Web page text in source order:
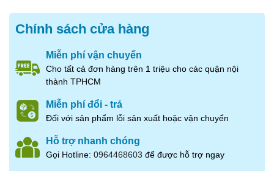
Chính sách cửa hàng
Miễn phí vận chuyển
Cho tất cả đơn hàng trên 1 triệu cho các quận nội
thành TPHCM
Miễn phí đổi - trả
Đối với sản phẩm lỗi sản xuất hoặc vận chuyển
Hỗ trợ nhanh chóng
Gọi Hotline: 0964468603 để được hỗ trợ ngay